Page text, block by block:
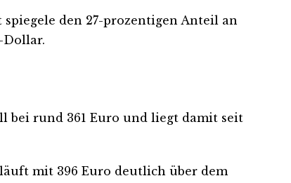
den 27-prozentigen Anteil an
Dollar.
bei rund 361 Euro und liegt damit seit
mit 396 Euro deutlich über dem